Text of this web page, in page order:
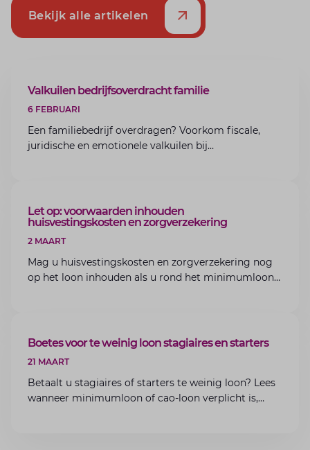
Bekijk alle artikelen
ARTIKEL
Valkuilen bedrijfsoverdracht familie
6 FEBRUARI
Een familiebedrijf overdragen? Voorkom fiscale,
juridische en emotionele valkuilen bij
ARTIKEL
Let op: voorwaarden inhouden
huisvestingskosten en zorgverzekering
2 MAART
Mag u huisvestingskosten en zorgverzekering nog
op het loon inhouden als u rond het minimumloon
ARTIKEL
Boetes voor te weinig loon stagiaires en starters
21 MAART
Betaalt u stagiaires of starters te weinig loon? Lees
wanneer minimumloon of cao-loon verplicht is,